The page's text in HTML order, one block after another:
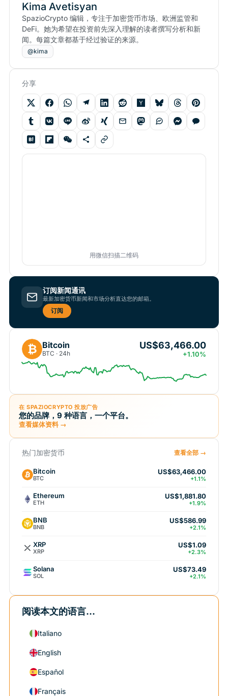
Kima Avetisyan
SpazioCrypto 编辑，专注于加密货币市场、欧洲监管和
DeFi。她为希望在投资前先深入理解的读者撰写分析和新
闻。每篇文章都基于经过验证的来源。
@kima
分享
用微信扫描二维码
订阅新闻通讯
最新加密货币新闻和市场分析直达您的邮箱。
订阅
₿ Bitcoin
BTC · 24h
US$63,466.00
+1.10%
在 SPAZIOCRYPTO 投放广告
您的品牌，9 种语言，一个平台。
查看媒体资料 →
热门加密货币 查看全部 →
Bitcoin
BTC
US$63,466.00
+1.1%
Ethereum
ETH
US$1,881.80
+1.9%
BNB
BNB
US$586.99
+2.1%
XRP
XRP
US$1.09
+2.3%
Solana
SOL
US$73.49
+2.1%
阅读本文的语言...
Italiano
English
Español
Français